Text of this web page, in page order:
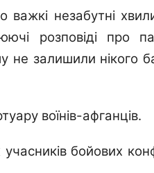
важкі незабутні
розповіді про
не залишили нікого
воїнів-афганців.
бойових